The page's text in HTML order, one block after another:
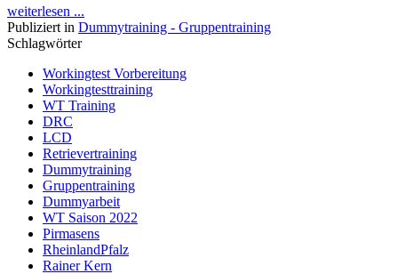
weiterlesen ...
Publiziert in Dummytraining - Gruppentraining
Schlagwörter
Workingtest Vorbereitung
Workingtesttraining
WT Training
DRC
LCD
Retrievertraining
Dummytraining
Gruppentraining
Dummyarbeit
WT Saison 2022
Pirmasens
RheinlandPfalz
Rainer Kern